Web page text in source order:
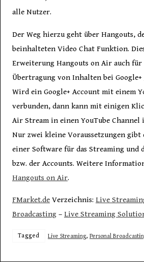
alle Nutzer.
Der Weg hierzu geht über Hangouts,
beinhalteten Video Chat Funktion.
Erweiterung Hangouts on Air auch
Übertragung von Inhalten bei
Wird ein Google+ Account mit einem
verbunden, dann kann mit einigen
Air Stream in einen YouTube
Nur zwei kleine Voraussetzungen
einer Software für das Streaming und
bzw. der Accounts. Weitere
Hangouts on Air.
FMarket.deVerzeichnis: Live
Broadcasting– Live Streaming
Tagged Live Streaming, Personal